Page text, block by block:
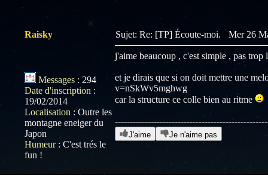
Raisky
Messages : 294
Date d'inscription :
19/02/2014
Localisation : Outre les
montagne eneiger du
Japon
Humeur: C'est trés le
fun !
Sujet: Re: [TP] Écoute-moi. Mer 26
j'aime beaucoup , c'est simple , pas trop
et je dirais que si on doit mettre une
v=nSkWv5mghwg
car la structure ce colle bien au ritme
J'aime Je n'aime pas